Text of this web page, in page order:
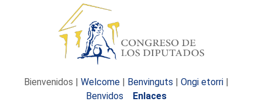
Bienvenidos | Welcome | Benvinguts | Ongi etorri |
Benvidos
Enlaces